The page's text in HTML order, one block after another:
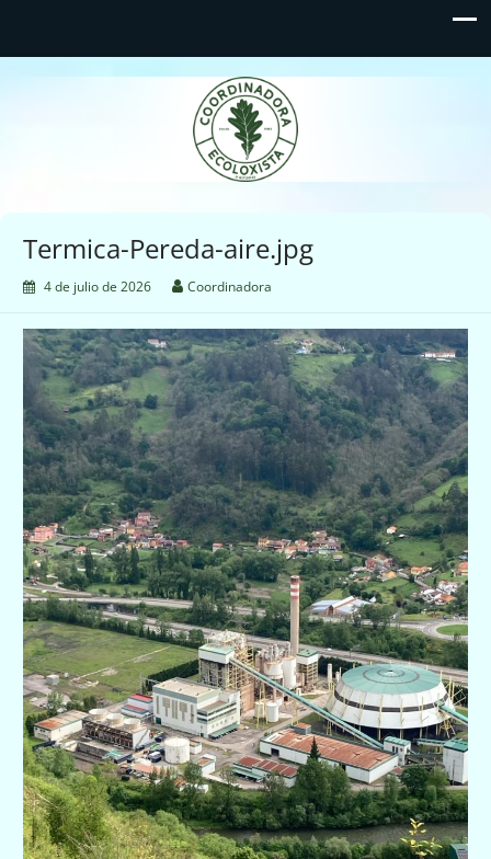
Coordinadora Ecoloxista
d'Asturies
Termica-Pereda-aire.jpg
4 de julio de 2026 Coordinadora